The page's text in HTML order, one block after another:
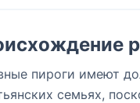
пироги имеют
семьях,